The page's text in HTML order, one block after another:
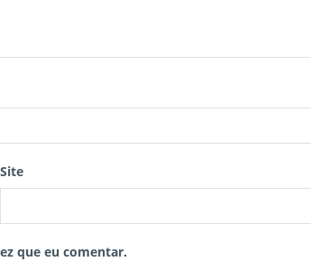
Site
que eu comentar.